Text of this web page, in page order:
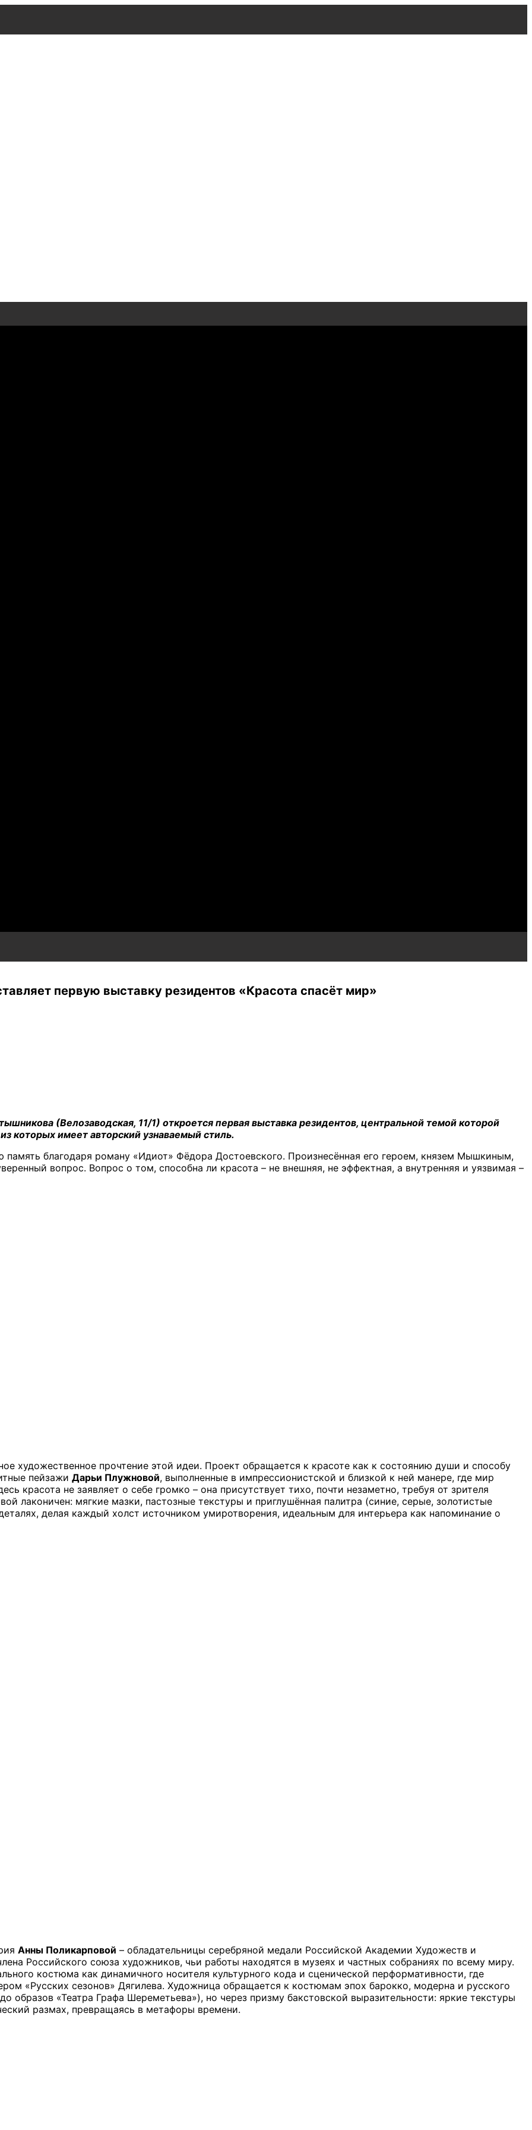
первую выставку резидентов «Красота спасёт мир»
(Велозаводская, 11/1) откроется первая выставка резидентов, центральной темой которой
которых имеет авторский узнаваемый стиль.
память благодаря роману «Идиот» Фёдора Достоевского. Произнесённая его героем, князем Мышкиным,
вопрос. Вопрос о том, способна ли красота – не внешняя, не эффектная, а внутренняя и уязвимая –
художественное прочтение этой идеи. Проект обращается к красоте как к состоянию души и способу
пейзажи Дарьи Плужновой, выполненные в импрессионистской и близкой к ней манере, где мир
красота не заявляет о себе громко – она присутствует тихо, почти незаметно, требуя от зрителя
лаконичен: мягкие мазки, пастозные текстуры и приглушённая палитра (синие, серые, золотистые
делая каждый холст источником умиротворения, идеальным для интерьера как напоминание о
Анны Поликарповой – обладательницы серебряной медали Российской Академии Художеств и
Российского союза художников, чьи работы находятся в музеях и частных собраниях по всему миру.
костюма как динамичного носителя культурного кода и сценической перформативности, где
«Русских сезонов» Дягилева. Художница обращается к костюмам эпох барокко, модерна и русского
образов «Театра Графа Шереметьева»), но через призму бакстовской выразительности: яркие текстуры
размах, превращаясь в метафоры времени.